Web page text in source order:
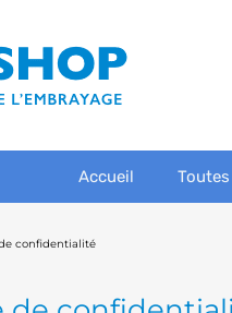
Accueil
confidentialité